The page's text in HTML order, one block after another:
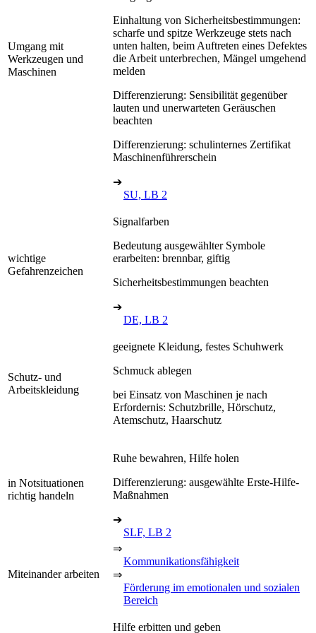
Umgang mit
Werkzeugen und
Maschinen
Einhaltung von Sicherheitsbestimmungen:
scharfe und spitze Werkzeuge stets nach
unten halten, beim Auftreten eines Defektes
die Arbeit unterbrechen, Mängel umgehend
melden
Differenzierung: Sensibilität gegenüber
lauten und unerwarteten Geräuschen
beachten
Differenzierung: schulinternes Zertifikat
Maschinenführerschein
➔
SU, LB 2
wichtige
Gefahrenzeichen
Signalfarben
Bedeutung ausgewählter Symbole
erarbeiten: brennbar, giftig
Sicherheitsbestimmungen beachten
➔
DE, LB 2
Schutz- und
Arbeitskleidung
geeignete Kleidung, festes Schuhwerk
Schmuck ablegen
bei Einsatz von Maschinen je nach
Erfordernis: Schutzbrille, Hörschutz,
Atemschutz, Haarschutz
in Notsituationen
richtig handeln
Ruhe bewahren, Hilfe holen
Differenzierung: ausgewählte Erste-Hilfe-
Maßnahmen
➔
SLF, LB 2
Miteinander arbeiten
⇒
Kommunikationsfähigkeit
⇒
Förderung im emotionalen und sozialen
Bereich
Hilfe erbitten und geben